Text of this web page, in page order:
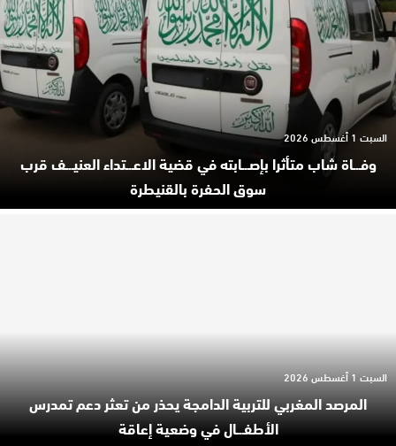
وفـ.ـاة شاب متأثرا بإصـ.ـابته في قضية الاعـ.ـتداء العنيـ.ـف قرب
سوق الحفرة بالقنيطرة
السبت 1 أغسطس 2026
المرصد المغربي للتربية الدامجة يحذر من تعثر دعم تمدرس
الأطفـ.ـال في وضعية إعاقة
السبت 1 أغسطس 2026